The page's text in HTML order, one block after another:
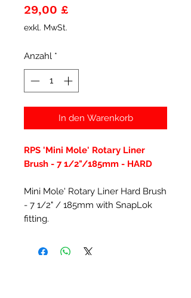
29,00 £Preis
exkl. MwSt.
Anzahl *
In den Warenkorb
RPS 'Mini Mole' Rotary Liner
Brush - 7 1/2"/185mm - HARD
Mini Mole' Rotary Liner Hard Brush
- 7 1/2" / 185mm with SnapLok
fitting.